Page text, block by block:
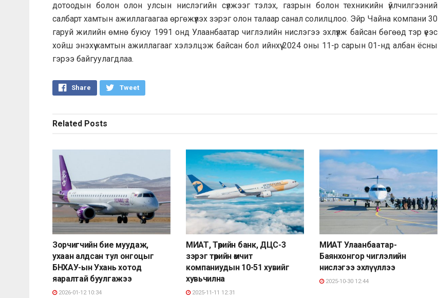
дотоодын болон олон улсын нислэгийн сүлжээг тэлэх, газрын болон техникийн үйлчилгээний
салбарт хамтын ажиллагаагаа өргөжүүлэх зэрэг олон талаар санал солилцлоо. Эйр Чайна компани 30
гаруй жилийн өмнө буюу 1991 онд Улаанбаатар чиглэлийн нислэгээ эхлүүлж байсан бөгөөд тэр үеэс
хойш энэхүү хамтын ажиллагааг хэлэлцэж байсан бол ийнхүү 2024 оны 11-р сарын 01-нд албан ёсны
гэрээ байгуулагдлаа.
Share Tweet
Related Posts
Зорчигчийн бие муудаж,
ухаан алдсан тул онгоцыг
БНХАУ-ын Ухань хотод
яаралтай буулгажээ
2026-01-12 10:34
МИАТ, Төрийн банк, ДЦС-3
зэрэг төрийн өмчит
компаниудын 10-51 хувийг
хувьчилна
2025-11-11 12:31
МИАТ Улаанбаатар-
Баянхонгор чиглэлийн
нислэгээ эхлүүллээ
2025-10-30 12:44